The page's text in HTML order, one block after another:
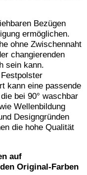
Bezügen
ermöglichen.
ohne Zwischennaht
changierenden
sein kann.
kann eine passende
bei 90° waschbar
Wellenbildung
Designgründen
die hohe Qualität
auf
Original-Farben